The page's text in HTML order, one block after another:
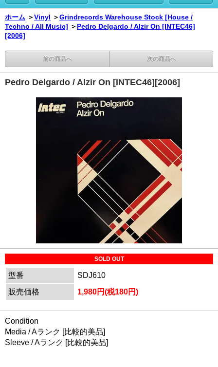
ホーム ＞Vinyl ＞Grindrecords Warehouse Stock [House /
Techno / All Music] ＞ Pedro Delgardo / Alzir On [INTEC46]
[2006]
前の商品へ 次の商品へ
Pedro Delgardo / Alzir On [INTEC46][2006]
SOLD OUT
型番
SDJ610
販売価格
1,980円(税180円)
Condition
Media / Aランク [比較的美品]
Sleeve / Aランク [比較的美品]